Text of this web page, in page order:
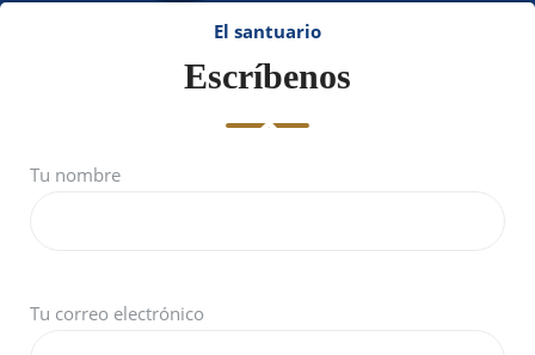
El santuario
Escríbenos
Tu nombre
Tu correo electrónico